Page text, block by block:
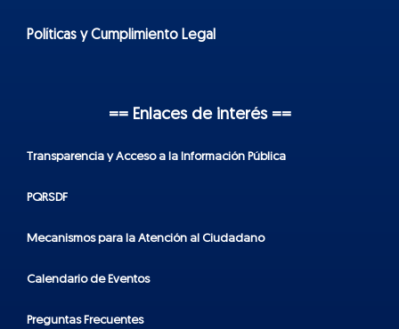
Políticas y Cumplimiento Legal
== Enlaces de interés ==
Transparencia y Acceso a la Información Pública
PQRSDF
Mecanismos para la Atención al Ciudadano
Calendario de Eventos
Preguntas Frecuentes